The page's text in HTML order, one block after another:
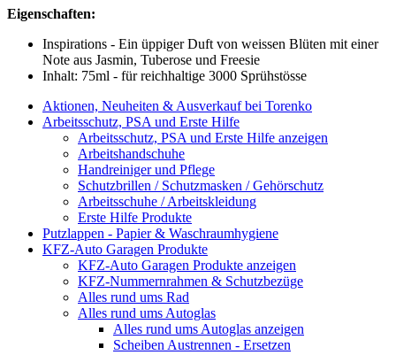
Eigenschaften:
Inspirations - Ein üppiger Duft von weissen Blüten mit einer
Note aus Jasmin, Tuberose und Freesie
Inhalt: 75ml - für reichhaltige 3000 Sprühstösse
Aktionen, Neuheiten & Ausverkauf bei Torenko
Arbeitsschutz, PSA und Erste Hilfe
Arbeitsschutz, PSA und Erste Hilfe anzeigen
Arbeitshandschuhe
Handreiniger und Pflege
Schutzbrillen / Schutzmasken / Gehörschutz
Arbeitsschuhe / Arbeitskleidung
Erste Hilfe Produkte
Putzlappen - Papier & Waschraumhygiene
KFZ-Auto Garagen Produkte
KFZ-Auto Garagen Produkte anzeigen
KFZ-Nummernrahmen & Schutzbezüge
Alles rund ums Rad
Alles rund ums Autoglas
Alles rund ums Autoglas anzeigen
Scheiben Austrennen - Ersetzen